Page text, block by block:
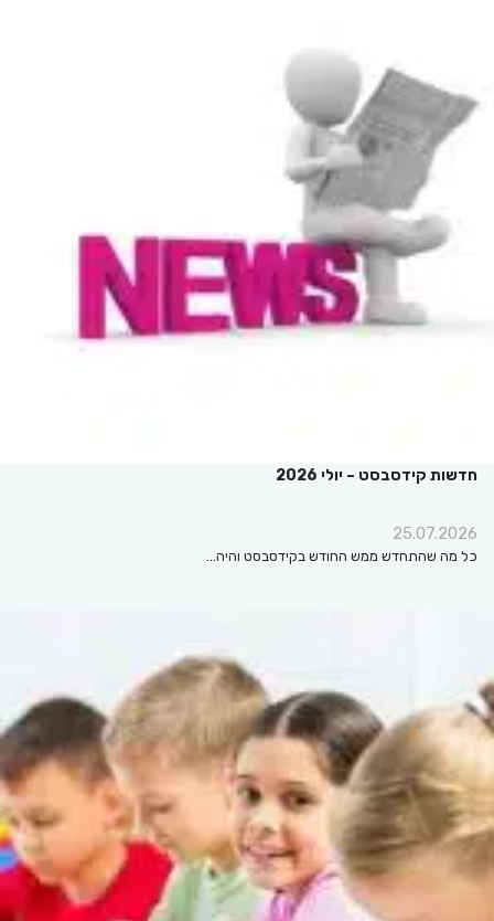
חדשות קידסבסט – יולי 2026
25.07.2026
כל מה שהתחדש ממש החודש בקידסבסט והיה…